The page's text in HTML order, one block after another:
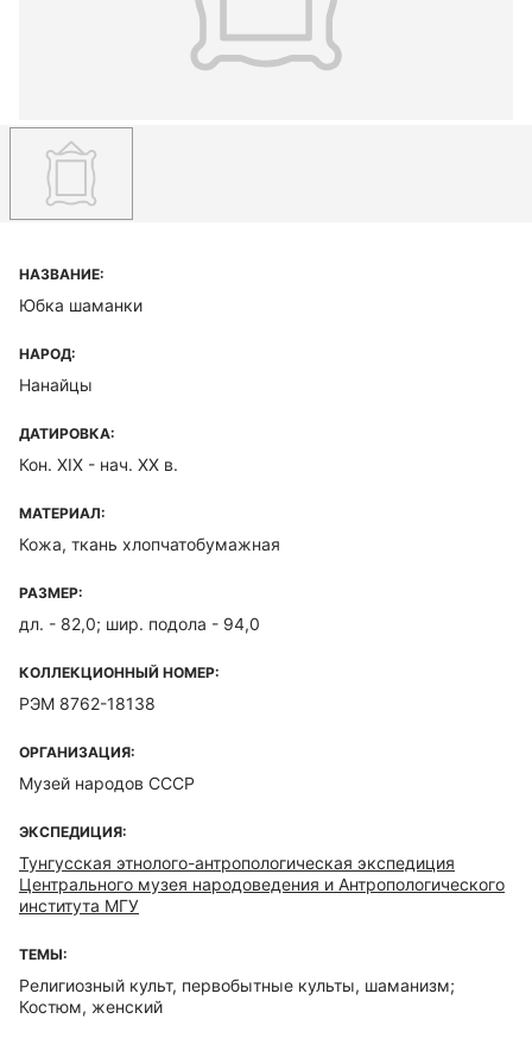
НАЗВАНИЕ:
Юбка шаманки
НАРОД:
Нанайцы
ДАТИРОВКА:
Кон. ХIХ - нач. ХХ в.
МАТЕРИАЛ:
Кожа, ткань хлопчатобумажная
РАЗМЕР:
дл. - 82,0; шир. подола - 94,0
КОЛЛЕКЦИОННЫЙ НОМЕР:
РЭМ 8762-18138
ОРГАНИЗАЦИЯ:
Музей народов СССР
ЭКСПЕДИЦИЯ:
Тунгусская этнолого-антропологическая экспедиция
Центрального музея народоведения и Антропологического
института МГУ
ТЕМЫ:
Религиозный культ, первобытные культы, шаманизм;
Костюм, женский